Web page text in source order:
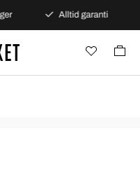
Alltid garanti